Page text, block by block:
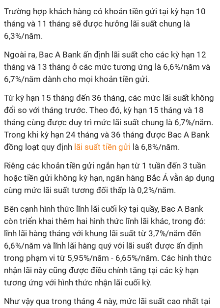
Trường hợp khách hàng có khoản tiền gửi tại kỳ hạn 10
tháng và 11 tháng sẽ được hưởng lãi suất chung là
6,3%/năm.
Ngoài ra, Bac A Bank ấn định lãi suất cho các kỳ hạn 12
tháng và 13 tháng ở các mức tương ứng là 6,6%/năm và
6,7%/năm dành cho mọi khoản tiền gửi.
Từ kỳ hạn 15 tháng đến 36 tháng, các mức lãi suất không
đổi so với tháng trước. Theo đó, kỳ hạn 15 tháng và 18
tháng cùng được duy trì mức lãi suất chung là 6,7%/năm.
Trong khi kỳ hạn 24 tháng và 36 tháng được Bac A Bank
đồng loạt quy định lãi suất tiền gửi là 6,8%/năm.
Riêng các khoản tiền gửi ngắn hạn từ 1 tuần đến 3 tuần
hoặc tiền gửi không kỳ hạn, ngân hàng Bắc Á vẫn áp dụng
cùng mức lãi suất tương đối thấp là 0,2%/năm.
Bên cạnh hình thức lĩnh lãi cuối kỳ tại quầy, Bac A Bank
còn triển khai thêm hai hình thức lĩnh lãi khác, trong đó:
lĩnh lãi hàng tháng với khung lãi suất từ 3,7%/năm đến
6,6%/năm và lĩnh lãi hàng quý với lãi suất được ấn định
trong phạm vi từ 5,95%/năm - 6,65%/năm. Các hình thức
nhận lãi này cũng được điều chỉnh tăng tại các kỳ hạn
tương ứng với hình thức nhận lãi cuối kỳ.
Như vậy qua trong tháng 4 này, mức lãi suất cao nhất tại